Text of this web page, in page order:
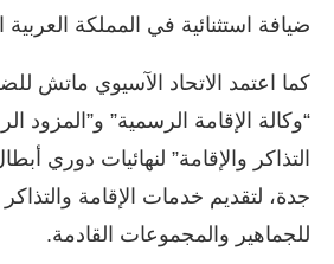
ضيافة استثنائية في المملكة العربية
كما اعتمد الاتحاد الآسيوي ماتش
“وكالة الإقامة الرسمية” و”المزود
التذاكر والإقامة” لنهائيات دوري
جدة، لتقديم خدمات الإقامة
للجماهير والمجموعات القادمة.